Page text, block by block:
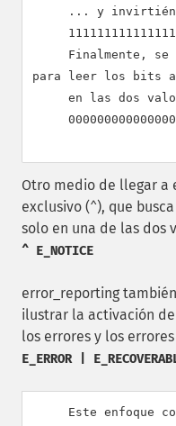
... y
para leer los bits
Otro medio de llegar a
exclusivo (^), que
solo en una de las dos
^ E_NOTICE
error_reporting
ilustrar la activación
los errores y los
E_ERROR |